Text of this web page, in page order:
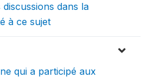
dans la
à ce sujet
qui a participé aux